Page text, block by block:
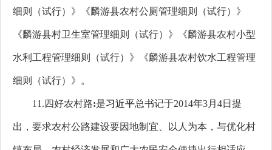
细则（试行）》《麟游县农村公厕管理细则（试行）》
《麟游县村卫生室管理细则（试行）》《麟游县农村小型
水利工程管理细则（试行）》《麟游县农村饮水工程管理
细则（试行）》。
11.四好农村路:是习近平总书记于2014年3月4日提
出，要求农村公路建设要因地制宜、以人为本，与优化村